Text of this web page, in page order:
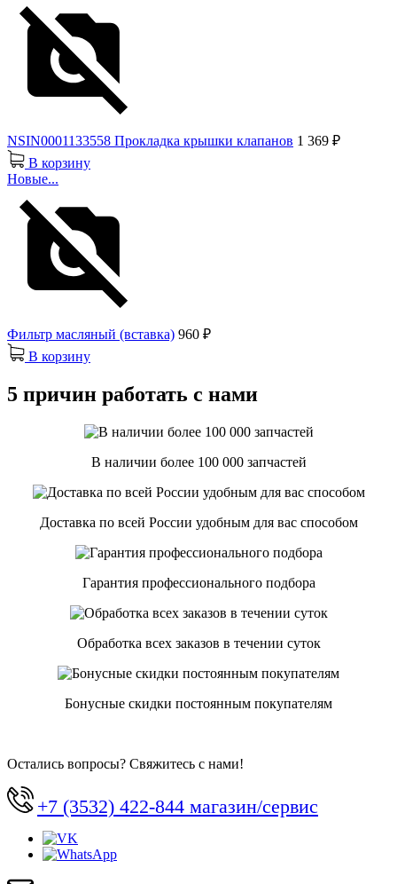
NSIN0001133558 Прокладка крышки клапанов 1 369 ₽
В корзину
Новые...
Фильтр масляный (вставка) 960 ₽
В корзину
5 причин работать с нами
В наличии более 100 000 запчастей
Доставка по всей России удобным для вас способом
Гарантия профессионального подбора
Обработка всех заказов в течении суток
Бонусные скидки постоянным покупателям
Остались вопросы? Свяжитесь с нами!
+7 (3532) 422-844 магазин/сервис